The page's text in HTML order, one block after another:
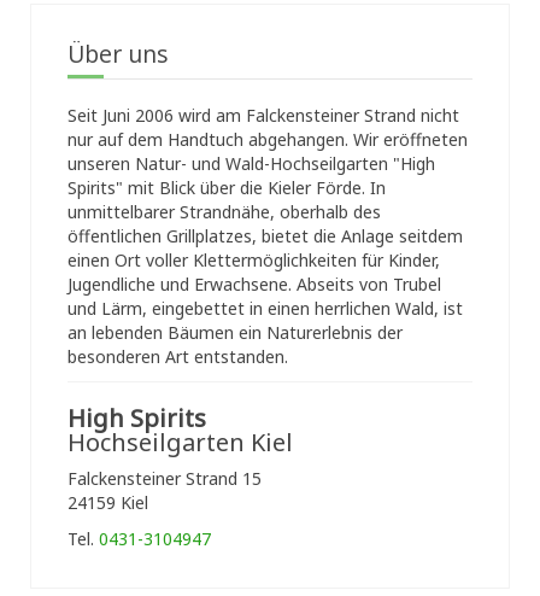
Über uns
Seit Juni 2006 wird am Falckensteiner Strand nicht
nur auf dem Handtuch abgehangen. Wir eröffneten
unseren Natur- und Wald-Hochseilgarten "High
Spirits" mit Blick über die Kieler Förde. In
unmittelbarer Strandnähe, oberhalb des
öffentlichen Grillplatzes, bietet die Anlage seitdem
einen Ort voller Klettermöglichkeiten für Kinder,
Jugendliche und Erwachsene. Abseits von Trubel
und Lärm, eingebettet in einen herrlichen Wald, ist
an lebenden Bäumen ein Naturerlebnis der
besonderen Art entstanden.
High Spirits
Hochseilgarten Kiel
Falckensteiner Strand 15
24159 Kiel
Tel. 0431-3104947